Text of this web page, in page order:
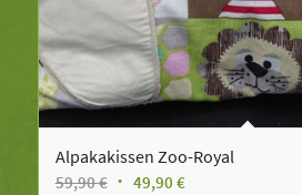
Alpakakissen Zoo-Royal
59,90€ Ursprünglicher
49,90 €Aktueller